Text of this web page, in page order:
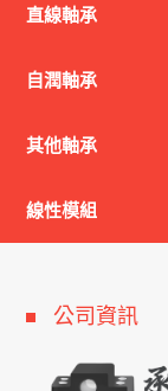
直線軸承
自潤軸承
其他軸承
線性模組
公司資訊